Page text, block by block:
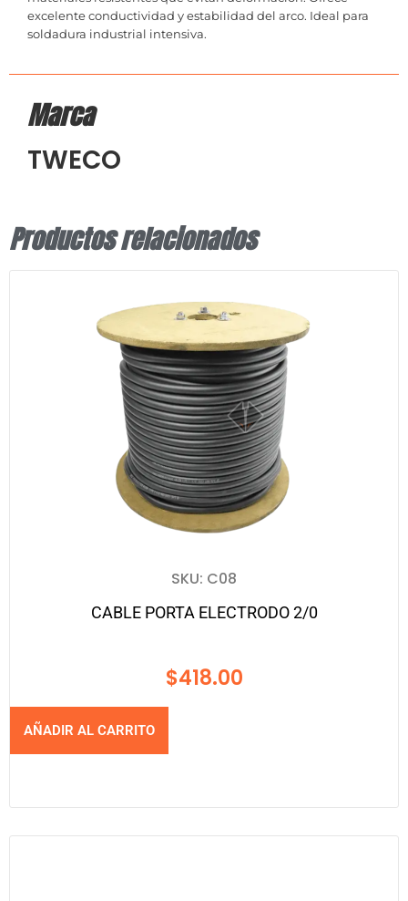
excelente conductividad y estabilidad del arco. Ideal para
soldadura industrial intensiva.
Marca
TWECO
Productos relacionados
SKU: C08
CABLE PORTA ELECTRODO 2/0
$418.00
AÑADIR AL CARRITO